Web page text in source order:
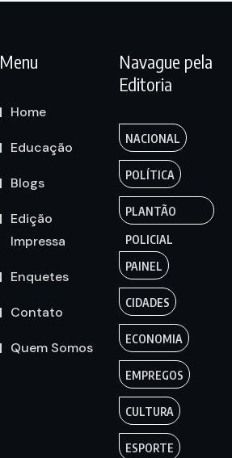
Menu
Home
Educação
Blogs
Edição
Impressa
Enquetes
Contato
Quem Somos
Navague pela
Editoria
NACIONAL
POLÍTICA
PLANTÃO
POLICIAL
PAINEL
CIDADES
ECONOMIA
EMPREGOS
CULTURA
ESPORTE